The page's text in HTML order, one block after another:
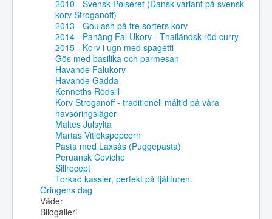
2010 - Svensk Pølseret (Dansk variant på svensk
korv Stroganoff)
2013 - Goulash på tre sorters korv
2014 - Panäng Fal Ukorv - Thailändsk röd curry
2015 - Korv i ugn med spagetti
Gös med basilika och parmesan
Havande Falukorv
Havande Gädda
Kenneths Rödsill
Korv Stroganoff - traditionell måltid på våra
havsöringsläger
Maltes Julsylta
Martas Vitlökspopcorn
Pasta med Laxsås (Puggepasta)
Peruansk Ceviche
Sillrecept
Torkad kassler, perfekt på fjällturen.
Öringens dag
Väder
Bildgalleri